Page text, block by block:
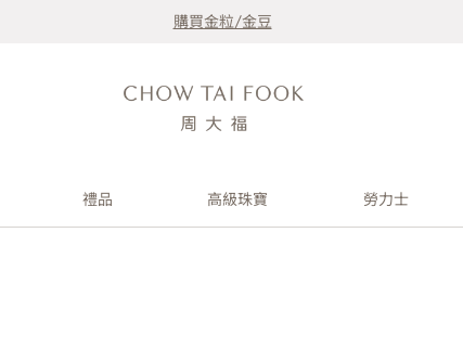
購買金粒/金豆
禮品 高級珠寶 勞力士